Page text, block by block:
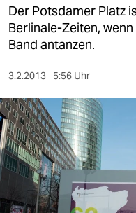
kultur
sport
berlin
nord
wahrheit
verlag
verlag
Der Potsdamer Platz
Berlinale-Zeiten,
Band antanzen.
3.2.2013 5:56 Uhr